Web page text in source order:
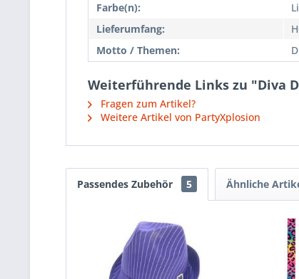
Farbe(n):
Lieferumfang:
Motto / Themen:
Weiterführende Links zu "Diva
Fragen zum Artikel?
Weitere Artikel von PartyXplosion
Passendes Zubehör 5 Ähnliche